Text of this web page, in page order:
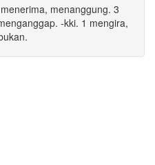
menanggung. 3
-kki. 1 mengira,